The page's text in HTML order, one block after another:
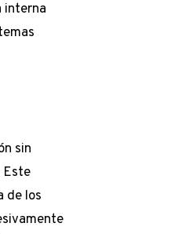
interna
sin
Este
de los